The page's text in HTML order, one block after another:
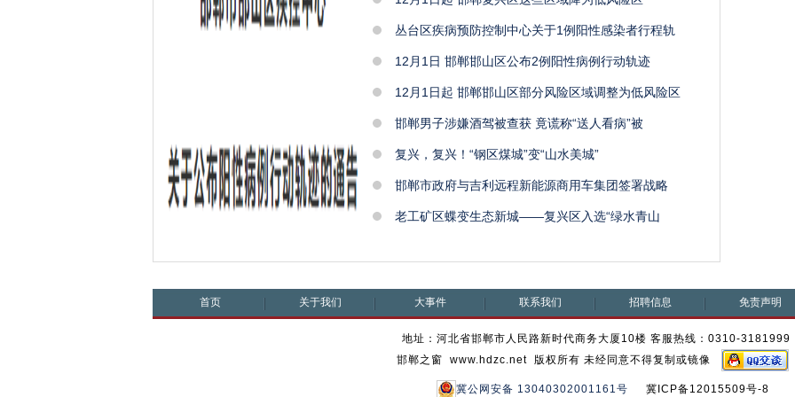
丛台区疾病预防控制中心关于1例阳性感染者行程轨
12月1日 邯郸邯山区公布2例阳性病例行动轨迹
12月1日起 邯郸邯山区部分风险区域调整为低风险区
邯郸男子涉嫌酒驾被查获 竟谎称“送人看病”被
复兴，复兴！“钢区煤城”变“山水美城”
邯郸市政府与吉利远程新能源商用车集团签署战略
老工矿区蝶变生态新城——复兴区入选“绿水青山
首页 关于我们 大事件 联系我们 招聘信息 免责声明
地址：河北省邯郸市人民路新时代商务大厦10楼 客服热线：0310-3181999
邯郸之窗 www.hdzc.net 版权所有 未经同意不得复制或镜像
冀公网安备 13040302001161号 冀ICP备12015509号-8